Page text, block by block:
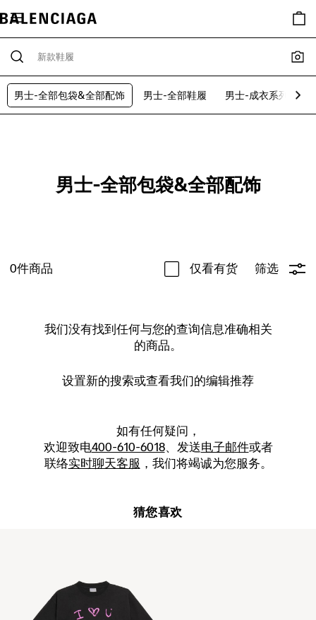
男士-全部包袋&全部配饰 男士-全部鞋履 男士-成衣系列
男士-全部包袋&全部配饰
0件商品 仅看有货 筛选
我们没有找到任何与您的查询信息准确相关
的商品。
设置新的搜索或查看我们的编辑推荐
如有任何疑问，
欢迎致电400-610-6018、发送电子邮件或者
联络实时聊天客服 ，我们将竭诚为您服务。
猜您喜欢